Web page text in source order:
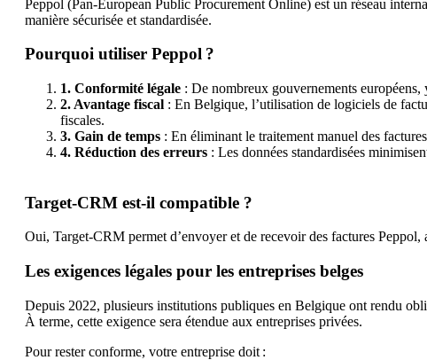
Peppol (Pan-European Public Procurement Online) est un réseau
manière sécurisée et standardisée.
Pourquoi utiliser Peppol ?
1. Conformité légale : De nombreux gouvernements
2. Avantage fiscal : En Belgique, l’utilisation de logiciels de
fiscales.
3. Gain de temps : En éliminant le traitement manuel des
4. Réduction des erreurs : Les données standardisées
Target-CRM est-il compatible ?
Oui, Target-CRM permet d’envoyer et de recevoir des factures
Les exigences légales pour les entreprises belges
Depuis 2022, plusieurs institutions publiques en Belgique ont rendu
À terme, cette exigence sera étendue aux entreprises privées.
Pour rester conforme, votre entreprise doit :